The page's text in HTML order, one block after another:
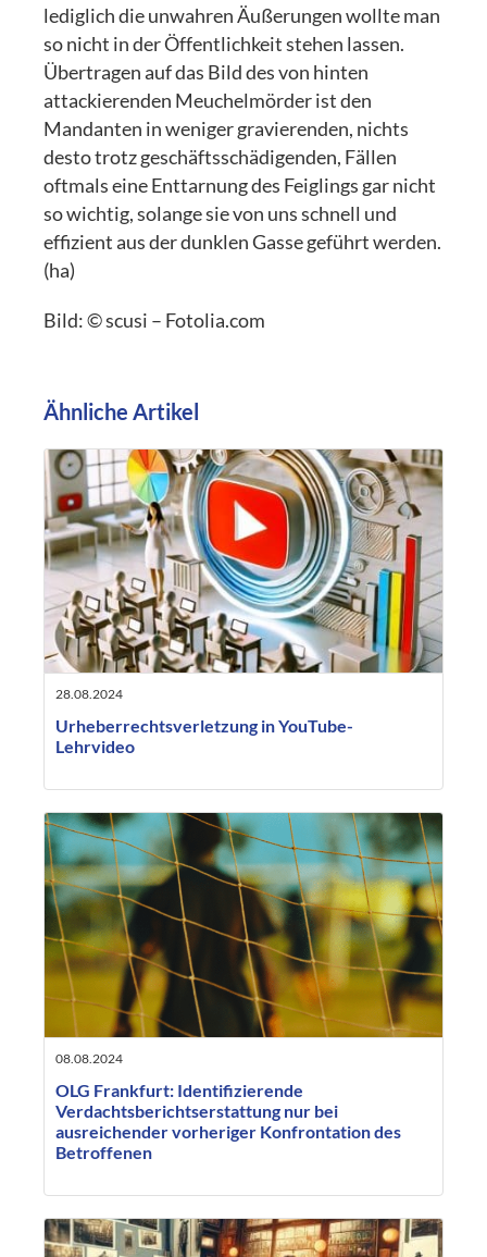
lediglich die unwahren Äußerungen wollte man
so nicht in der Öffentlichkeit stehen lassen.
Übertragen auf das Bild des von hinten
attackierenden Meuchelmörder ist den
Mandanten in weniger gravierenden, nichts
desto trotz geschäftsschädigenden, Fällen
oftmals eine Enttarnung des Feiglings gar nicht
so wichtig, solange sie von uns schnell und
effizient aus der dunklen Gasse geführt werden.
(ha)
Bild: © scusi – Fotolia.com
Ähnliche Artikel
28.08.2024
Urheberrechtsverletzung in YouTube-
Lehrvideo
08.08.2024
OLG Frankfurt: Identifizierende
Verdachtsberichtserstattung nur bei
ausreichender vorheriger Konfrontation des
Betroffenen